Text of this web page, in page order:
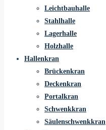
Leichtbauhalle
Stahlhalle
Lagerhalle
Holzhalle
Hallenkran
Brückenkran
Deckenkran
Portalkran
Schwenkkran
Säulenschwenkkran